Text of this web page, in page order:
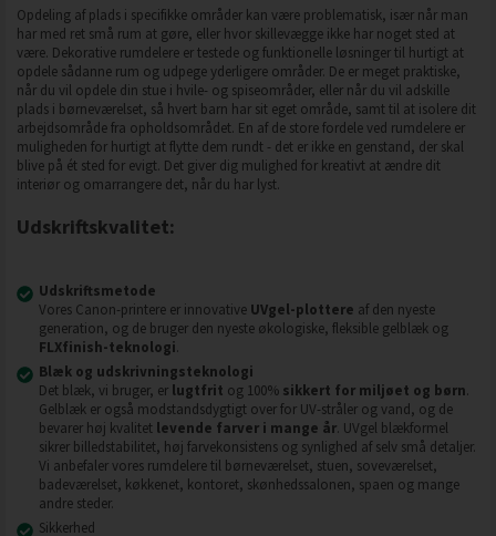
Opdeling af plads i specifikke områder kan være problematisk, især når man
har med ret små rum at gøre, eller hvor skillevægge ikke har noget sted at
være. Dekorative rumdelere er testede og funktionelle løsninger til hurtigt at
opdele sådanne rum og udpege yderligere områder. De er meget praktiske,
når du vil opdele din stue i hvile- og spiseområder, eller når du vil adskille
plads i børneværelset, så hvert barn har sit eget område, samt til at isolere dit
arbejdsområde fra opholdsområdet. En af de store fordele ved rumdelere er
muligheden for hurtigt at flytte dem rundt - det er ikke en genstand, der skal
blive på ét sted for evigt. Det giver dig mulighed for kreativt at ændre dit
interiør og omarrangere det, når du har lyst.
Udskriftskvalitet:
Udskriftsmetode
Vores Canon-printere er innovative UVgel-plottere af den nyeste
generation, og de bruger den nyeste økologiske, fleksible gelblæk og
FLXfinish-teknologi.
Blæk og udskrivningsteknologi
Det blæk, vi bruger, er lugtfrit og 100% sikkert for miljøet og børn.
Gelblæk er også modstandsdygtigt over for UV-stråler og vand, og de
bevarer høj kvalitet levende farver i mange år. UVgel blækformel
sikrer billedstabilitet, høj farvekonsistens og synlighed af selv små detaljer.
Vi anbefaler vores rumdelere til børneværelset, stuen, soveværelset,
badeværelset, køkkenet, kontoret, skønhedssalonen, spaen og mange
andre steder.
Sikkerhed